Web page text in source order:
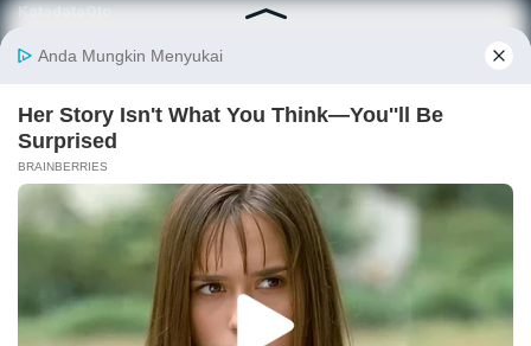
KatadataOto
Email
Advertising Karier
Pedoman Media Siber
Kebijakan Privasi
Disclaimer
Hubungi Kami
©2026 Katadata. Hak cipta dilindungi Undang-undang.